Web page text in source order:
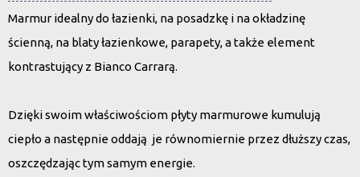
Marmur idealny do łazienki, na posadzkę i na okładzinę
ścienną, na blaty łazienkowe, parapety, a także element
kontrastujący z Bianco Carrarą.
Dzięki swoim właściwościom płyty marmurowe kumulują
ciepło a następnie oddają je równomiernie przez dłuższy czas,
oszczędzając tym samym energie.